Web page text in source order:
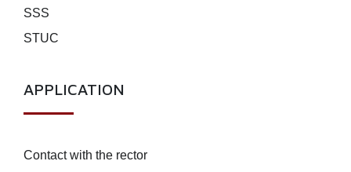
SSS
STUC
APPLICATION
Contact with the rector